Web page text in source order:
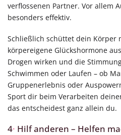
verflossenen Partner. Vor allem
besonders effektiv.
Schließlich schüttet dein Körper
körpereigene Glückshormone
Drogen wirken und die
Schwimmen oder Laufen – ob
Gruppenerlebnis oder
Sport dir beim Verarbeiten
das entscheidest ganz allein du.
4· Hilf anderen – Helfen